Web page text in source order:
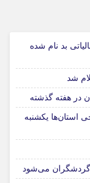
بد نام شده
شد
استان‌ها یکشنبه